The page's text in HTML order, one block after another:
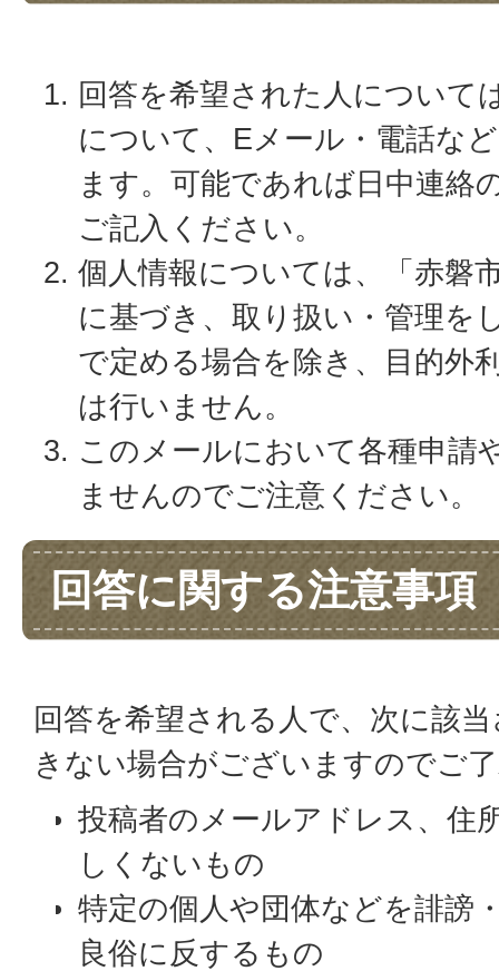
回答を希望された人について
について、Eメール・電話な
ます。可能であれば日中連絡
ご記入ください。
個人情報については、「赤磐
に基づき、取り扱い・管理を
で定める場合を除き、目的外
は行いません。
このメールにおいて各種申請
ませんのでご注意ください。
回答に関する注意事項
回答を希望される人で、次に該
きない場合がございますのでご
投稿者のメールアドレス、住
しくないもの
特定の個人や団体などを誹謗
良俗に反するもの